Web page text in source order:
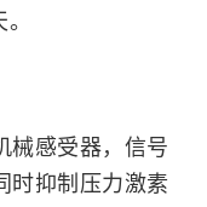
械感受器，信号
时抑制压力激素